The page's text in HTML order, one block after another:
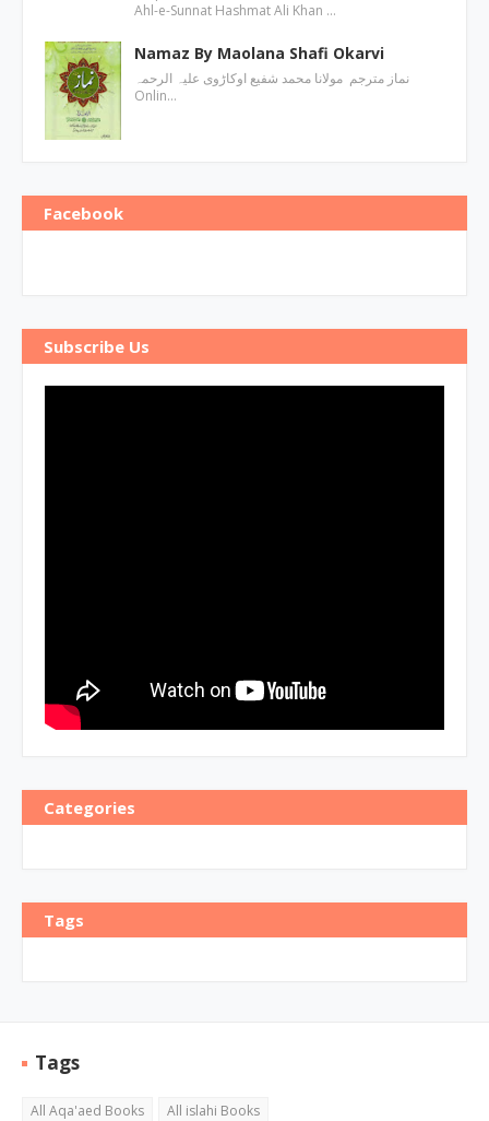
Ahl-e-Sunnat Hashmat Ali Khan …
Namaz By Maolana Shafi Okarvi
نماز مترجم مولانا محمد شفیع اوکاڑوی علیہ الرحمہ
Onlin…
Facebook
Subscribe Us
Categories
Tags
Tags
All Aqa'aed Books
All islahi Books